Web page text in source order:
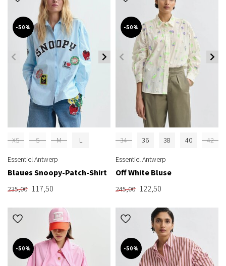
-50%
XS S M L
Essentiel Antwerp
Blaues Snoopy-Patch-Shirt
235,00 117,50
-50%
34 36 38 40 42
Essentiel Antwerp
Off White Bluse
245,00 122,50
-50% -50%